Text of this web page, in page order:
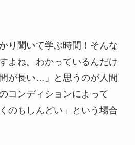
り聞いて学ぶ時間！そんな
よね。わかっているんだけ
が長い…」と思うのが人間
コンディションによって
のもしんどい」という場合